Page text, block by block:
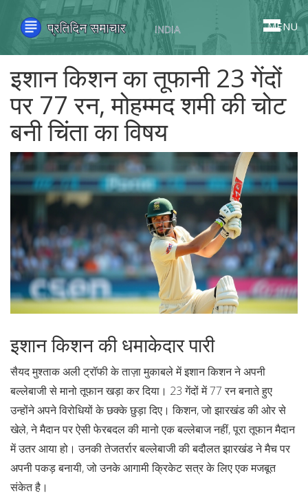
MENU
इशान किशन का तूफानी 23 गेंदों
पर 77 रन, मोहम्मद शमी की चोट
बनी चिंता का विषय
इशान किशन की धमाकेदार पारी
सैयद मुश्ताक अली ट्रॉफी के ताज़ा मुकाबले में इशान किशन ने अपनी
बल्लेबाजी से मानो तूफान खड़ा कर दिया। 23 गेंदों में 77 रन बनाते हुए
उन्होंने अपने विरोधियों के छक्के छुड़ा दिए। किशन, जो झारखंड की ओर से
खेले, ने मैदान पर ऐसी फेरबदल की मानो एक बल्लेबाज नहीं, पूरा तूफान मैदान
में उतर आया हो। उनकी तेजतर्रार बल्लेबाजी की बदौलत झारखंड ने मैच पर
अपनी पकड़ बनायी, जो उनके आगामी क्रिकेट सत्र के लिए एक मजबूत
संकेत है।